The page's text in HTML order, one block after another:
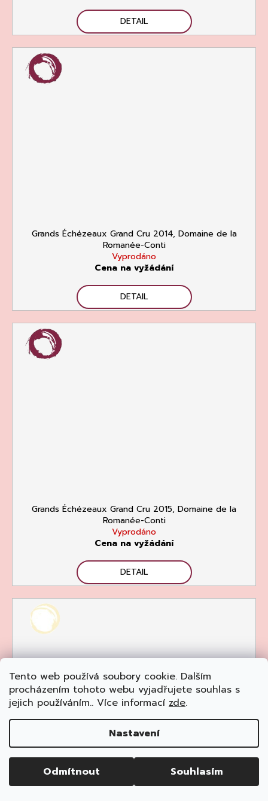
Tento web používá soubory cookie. Dalším
procházením tohoto webu vyjadřujete souhlas s
jejich používáním.. Více informací zde.
Nastavení
Odmítnout Souhlasím
DETAIL
Grands Échézeaux Grand Cru 2014, Domaine de la
Romanée-Conti
Vyprodáno
Cena na vyžádání
DETAIL
Grands Échézeaux Grand Cru 2015, Domaine de la
Romanée-Conti
Vyprodáno
Cena na vyžádání
DETAIL
Chablis "Les Clos" Grand Cru 2006, René & Vincent